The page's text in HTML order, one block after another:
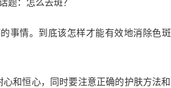
题：怎么去斑？
事情。到底该怎样才能有效地消除色斑
和恒心，同时要注意正确的护肤方法和